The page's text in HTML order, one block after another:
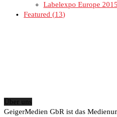
Labelexpo Europe 2015
Featured
13
Über uns
GeigerMedien GbR ist das